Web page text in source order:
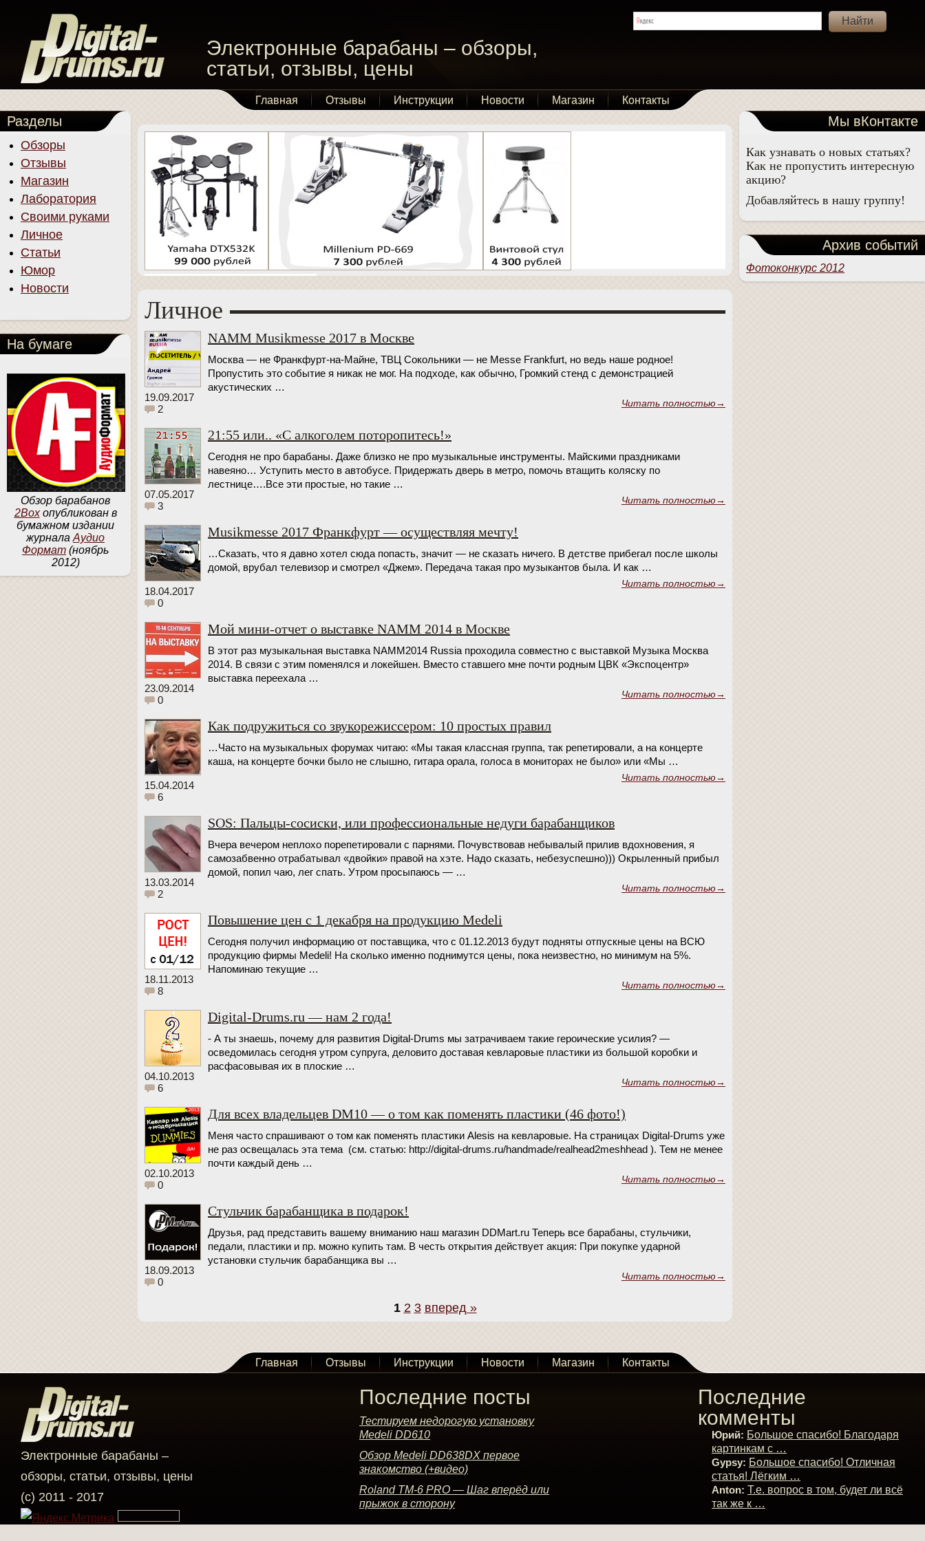
Электронные барабаны – обзоры,
статьи, отзывы, цены
Главная Отзывы Инструкции Новости Магазин Контакты
Личное
Личное
19.09.2017
2
NAMM Musikmesse 2017 в Москве
Москва — не Франкфурт-на-Майне, ТВЦ Сокольники — не Messe Frankfurt, но ведь наше родное!
Пропустить это событие я никак не мог. На подходе, как обычно, Громкий стенд с демонстрацией
акустических …
Читать полностью→
07.05.2017
3
21:55 или.. «С алкоголем поторопитесь!»
Сегодня не про барабаны. Даже близко не про музыкальные инструменты. Майскими праздниками
навеяно… Уступить место в автобусе. Придержать дверь в метро, помочь втащить коляску по
лестнице….Все эти простые, но такие …
Читать полностью→
18.04.2017
0
Musikmesse 2017 Франкфурт — осуществляя мечту!
…Сказать, что я давно хотел сюда попасть, значит — не сказать ничего. В детстве прибегал после школы
домой, врубал телевизор и смотрел «Джем». Передача такая про музыкантов была. И как …
Читать полностью→
23.09.2014
0
Мой мини-отчет о выставке NAMM 2014 в Москве
В этот раз музыкальная выставка NAMM2014 Russia проходила совместно с выставкой Музыка Москва
2014. В связи с этим поменялся и локейшен. Вместо ставшего мне почти родным ЦВК «Экспоцентр»
выставка переехала …
Читать полностью→
15.04.2014
6
Как подружиться со звукорежисcером: 10 простых правил
…Часто на музыкальных форумах читаю: «Мы такая классная группа, так репетировали, а на концерте
каша, на концерте бочки было не слышно, гитара орала, голоса в мониторах не было» или «Мы …
Читать полностью→
13.03.2014
2
SOS: Пальцы-сосиски, или профессиональные недуги барабанщиков
Вчера вечером неплохо порепетировали с парнями. Почувствовав небывалый прилив вдохновения, я
самозабвенно отрабатывал «двойки» правой на хэте. Надо сказать, небезуспешно))) Окрыленный прибыл
домой, попил чаю, лег спать. Утром просыпаюсь — …
Читать полностью→
18.11.2013
8
Повышение цен с 1 декабря на продукцию Medeli
Сегодня получил информацию от поставщика, что с 01.12.2013 будут подняты отпускные цены на ВСЮ
продукцию фирмы Medeli! На сколько именно поднимутся цены, пока неизвестно, но минимум на 5%.
Напоминаю текущие …
Читать полностью→
04.10.2013
6
Digital-Drums.ru — нам 2 года!
- А ты знаешь, почему для развития Digital-Drums мы затрачиваем такие героические усилия? —
осведомилась сегодня утром супруга, деловито доставая кевларовые пластики из большой коробки и
расфасовывая их в плоские …
Читать полностью→
02.10.2013
0
Для всех владельцев DM10 — о том как поменять пластики (46 фото!)
Меня часто спрашивают о том как поменять пластики Alesis на кевларовые. На страницах Digital-Drums уже
не раз освещалась эта тема (см. статью: http://digital-drums.ru/handmade/realhead2meshhead ). Тем не менее
почти каждый день …
Читать полностью→
18.09.2013
0
Стульчик барабанщика в подарок!
Друзья, рад представить вашему вниманию наш магазин DDMart.ru Теперь все барабаны, стульчики,
педали, пластики и пр. можно купить там. В честь открытия действует акция: При покупке ударной
установки стульчик барабанщика вы …
Читать полностью→
1 2 3 вперед »
Разделы
Обзоры
Отзывы
Магазин
Лаборатория
Своими руками
Личное
Статьи
Юмор
Новости
На бумаге
Обзор барабанов
2Boxопубликован в
бумажном издании
журнала Аудио
Формат (ноябрь
2012)
Мы вКонтакте
Как узнавать о новых статьях?
Как не пропустить интересную
акцию?
Добавляйтесь в нашу группу!
Архив событий
Фотоконкурс 2012
Главная Отзывы Инструкции Новости Магазин Контакты
Электронные барабаны –
обзоры, статьи, отзывы, цены
(c) 2011 - 2017
Последние посты
Тестируем недорогую установку
Medeli DD610
Обзор Medeli DD638DX первое
знакомство (+видео)
Roland TM-6 PRO — Шаг вперёд или
прыжок в сторону
Последние
комменты
Юрий: Большое спасибо! Благодаря
картинкам с …
Gypsy: Большое спасибо! Отличная
статья! Лёгким …
Anton: Т.е. вопрос в том, будет ли всё
так же к …